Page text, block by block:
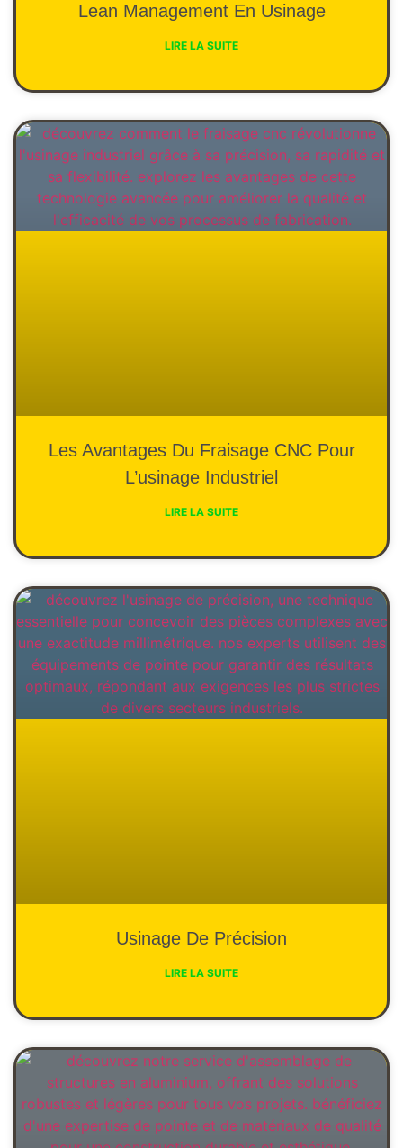
Lean Management En Usinage
LIRE LA SUITE
Les Avantages Du Fraisage CNC Pour
L’usinage Industriel
LIRE LA SUITE
Usinage De Précision
LIRE LA SUITE